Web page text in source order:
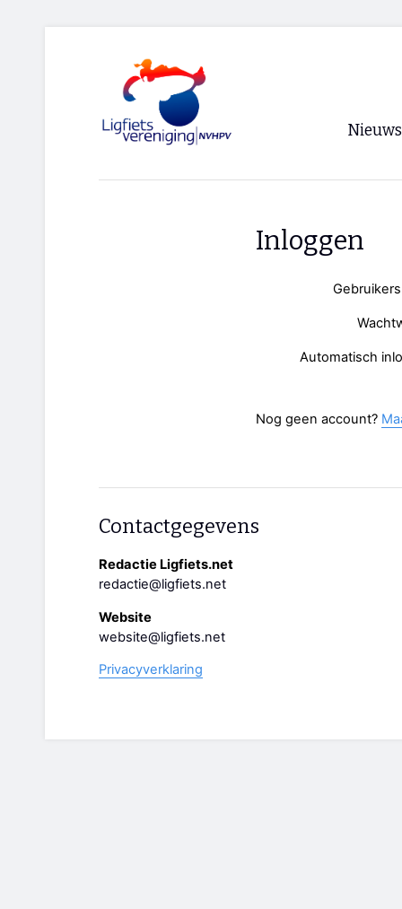
Nieuws
Inloggen
Automatisch
Nog geen account?
Contactgegevens
Redactie Ligfiets.net
redactie@ligfiets.net
Website
website@ligfiets.net
Privacyverklaring